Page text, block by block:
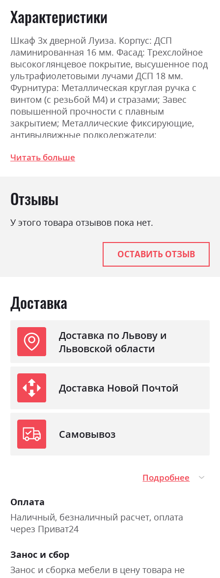
Характеристики
Шкаф 3х дверной Луиза. Корпус: ДСП
ламинированная 16 мм. Фасад: Трехслойное
высокоглянцевое покрытие, высушенное под
ультрафиолетовыми лучами ДСП 18 мм.
Фурнитура: Металлическая круглая ручка с
винтом (с резьбой М4) и стразами; Завес
повышенной прочности с плавным
закрытием; Металлические фиксирующие,
антивыдвижные полкодержатели;
эксцентриковой стяжки (MINIFIX). Размеры:
білий
Читать больше
Отзывы
У этого товара отзывов пока нет.
ОСТАВИТЬ ОТЗЫВ
Доставка
Доставка по Львову и
Львовской области
Доставка Новой Почтой
Самовывоз
Подробнее
Оплата
Наличный, безналичный расчет, оплата
через Приват24
Занос и сбор
Занос и сборка мебели в цену товара не